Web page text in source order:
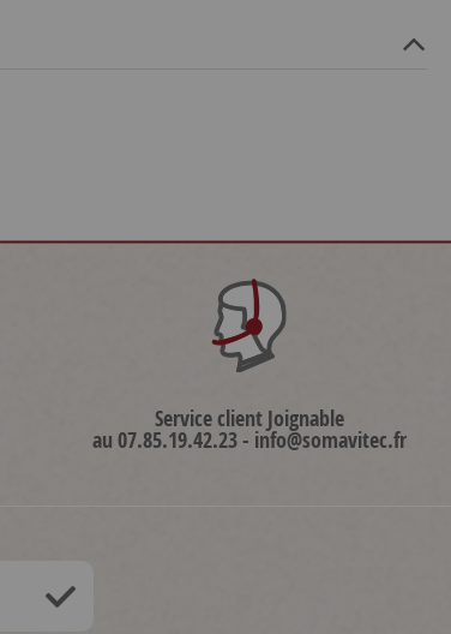
Service client Joignable
au 07.85.19.42.23 - info@somavitec.fr